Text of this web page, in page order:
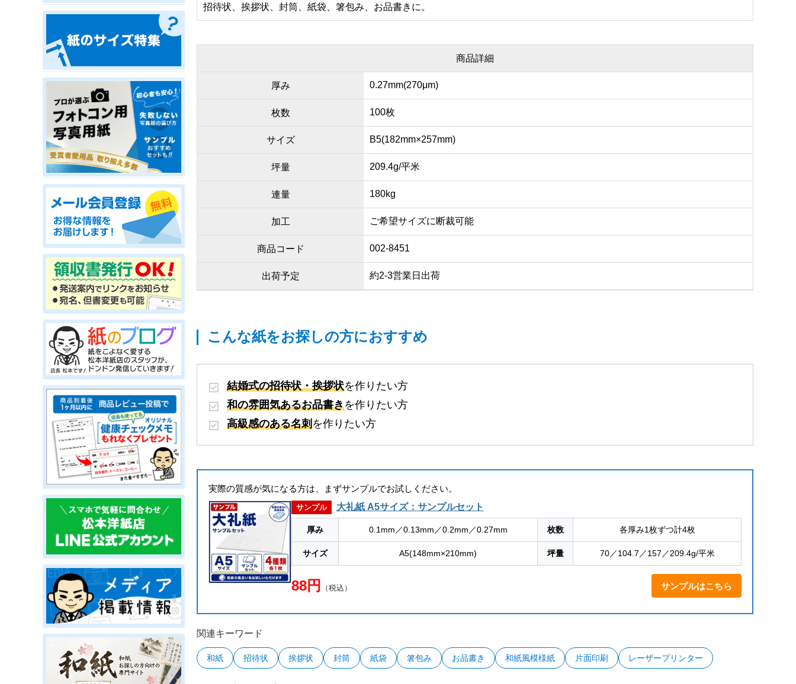
招待状、挨拶状、封筒、紙袋、箸包み、お品書きに。
商品詳細
厚み 0.27mm(270μm)
枚数 100枚
サイズ B5(182mm×257mm)
坪量 209.4g/平米
連量 180kg
加工 ご希望サイズに断裁可能
商品コード 002-8451
出荷予定 約2-3営業日出荷
こんな紙をお探しの方におすすめ
結婚式の招待状・挨拶状を作りたい方
和の雰囲気あるお品書きを作りたい方
高級感のある名刺を作りたい方
実際の質感が気になる方は、まずサンプルでお試しください。
サンプル 大礼紙 A5サイズ：サンプルセット
厚み 0.1mm／0.13mm／0.2mm／0.27mm 枚数 各厚み1枚ずつ計4枚
サイズ A5(148mm×210mm) 坪量 70／104.7／157／209.4g/平米
88円 （税込） サンプルはこちら
関連キーワード
和紙 招待状 挨拶状 封筒 紙袋 箸包み お品書き 和紙風模様紙 片面印刷 レーザープリンター